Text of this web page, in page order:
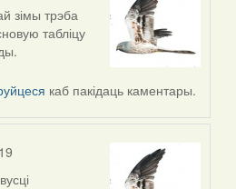
зімы трэба
табліцу
каб пакідаць каментары.